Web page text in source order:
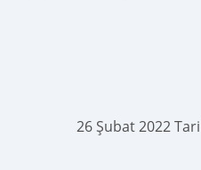
26 Şubat 2022